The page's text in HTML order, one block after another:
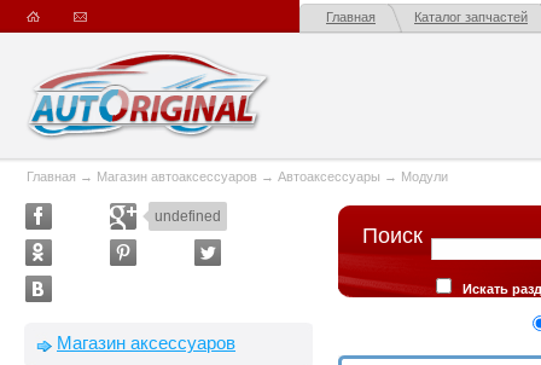
Главная Каталог запчастей
Главная → Магазин автоаксессуаров → Автоаксессуары → Модули
undefined
Магазин аксессуаров
Поиск
Искать